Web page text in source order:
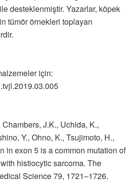
desteklenmiştir. Yazarlar, köpek
tümör örnekleri toplayan
için:
J.K., Uchida, K.,
Y., Ohno, K., Tsujimoto, H.,
in exon 5 is a common mutation of
histiocytic sarcoma. The
Science 79, 1721–1726.